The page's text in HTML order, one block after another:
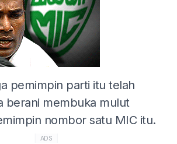
pemimpin parti itu telah
berani membuka mulut
nombor satu MIC itu.
ADS